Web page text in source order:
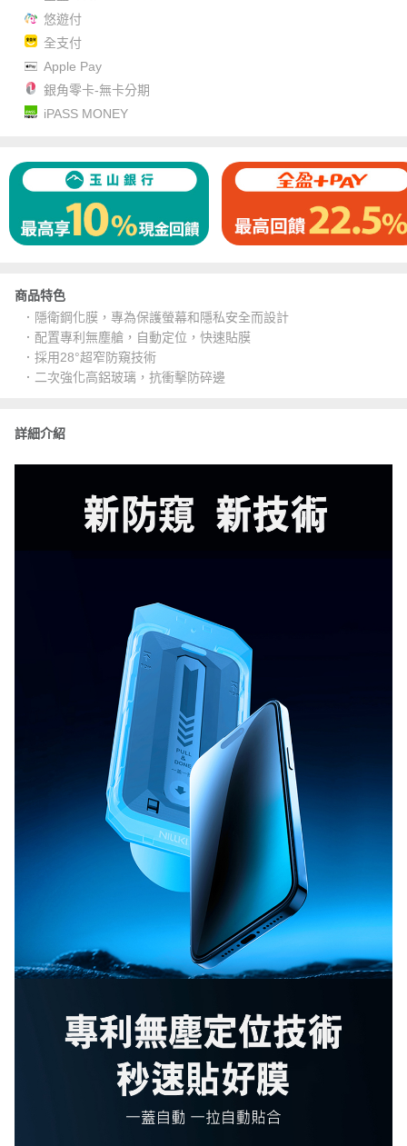
悠遊付
全支付
Apple Pay
銀角零卡-無卡分期
iPASS MONEY
商品特色
．隱衛鋼化膜，專為保護螢幕和隱私安全而設計
．配置專利無塵艙，自動定位，快速貼膜
．採用28°超窄防窺技術
．二次強化高鋁玻璃，抗衝擊防碎邊
詳細介紹